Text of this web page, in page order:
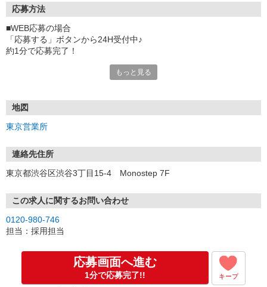
応募方法
■WEB応募の場合
「応募する」ボタンから24H受付中♪
約1分で応募完了！
①応募から3営業日を目安に、メールorお電話でご連絡します。
★スマホでWEB面接（LINEなど）・出張面接・事務所面接と選べま
す
③面接実施（履歴書不要）
※ご希望があれば、職場見学の調整もOKです！
お気軽にご応募ください♪
もっと見る
地図
東京営業所
連絡先住所
東京都渋谷区渋谷3丁目15-4 Monostep 7F
この求人に関するお問い合わせ
0120-980-746
担当：採用担当
応募画面へ進む
1分で応募完了!! キープ